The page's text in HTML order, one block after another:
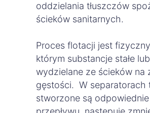
oddzielania tłuszczów
ścieków sanitarnych.
Proces flotacji jest
którym substancje stałe
wydzielane ze ścieków na
gęstości. W separatorach
stworzone są